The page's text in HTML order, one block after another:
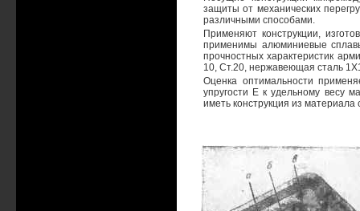
защиты от механических
различными способами.
Применяют конструкции,
применимы алюминиевые
прочностных характеристик
10, Ст.20, нержавеющая сталь
Оценка оптимальности
упругости Е к удельному весу
иметь конструкция из